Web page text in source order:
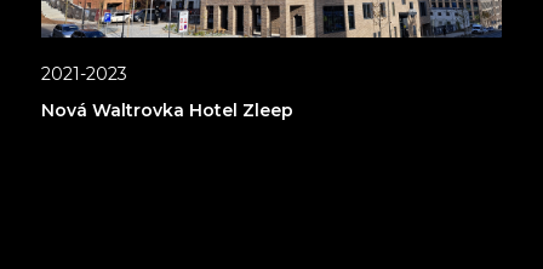
2021-2023
Nová Waltrovka Hotel Zleep